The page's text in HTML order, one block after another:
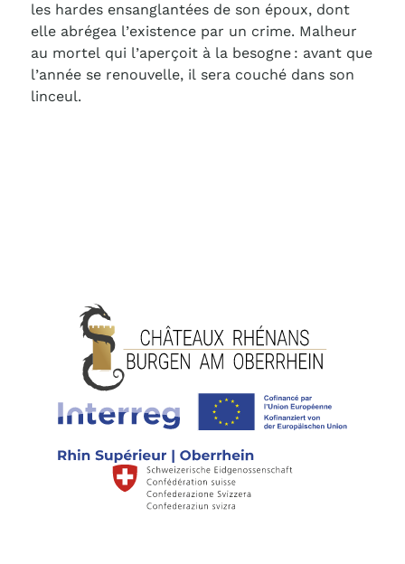
les hardes ensanglantées de son époux, dont
elle abrégea l’existence par un crime. Malheur
au mortel qui l’aperçoit à la besogne : avant que
l’année se renouvelle, il sera couché dans son
linceul.